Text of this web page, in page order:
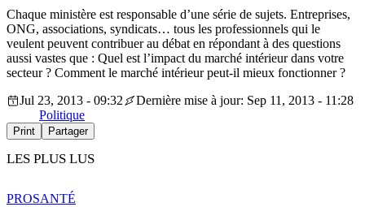
Chaque ministère est responsable d’une série de sujets. Entreprises,
ONG, associations, syndicats… tous les professionnels qui le
veulent peuvent contribuer au débat en répondant à des questions
aussi vastes que : Quel est l’impact du marché intérieur dans votre
secteur ? Comment le marché intérieur peut-il mieux fonctionner ?
Jul 23, 2013 - 09:32
Dernière mise à jour: Sep 11, 2013 - 11:28
Politique
Print Partager
LES PLUS LUS
PROSANTÉ